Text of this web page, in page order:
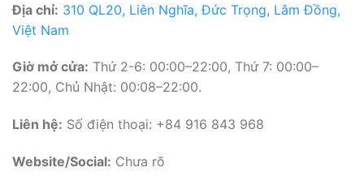
Địa chỉ: 310 QL20, Liên Nghĩa, Đức Trọng, Lâm Đồng,
Việt Nam
Giờ mở cửa: Thứ 2-6: 00:00–22:00, Thứ 7: 00:00–
22:00, Chủ Nhật: 00:08–22:00.
Liên hệ: Số điện thoại: +84 916 843 968
Website/Social: Chưa rõ